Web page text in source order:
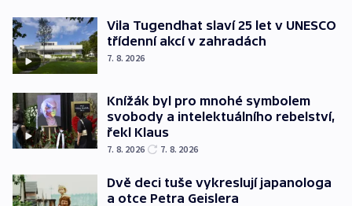
Vila Tugendhat slaví 25 let v UNESCO
třídenní akcí v zahradách
7. 8. 2026
Knížák byl pro mnohé symbolem
svobody a intelektuálního rebelství,
řekl Klaus
7. 8. 2026 7. 8. 2026
Dvě deci tuše vykreslují japanologa
a otce Petra Geislera